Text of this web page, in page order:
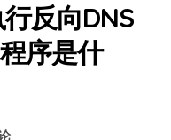
反向DNS
序是什